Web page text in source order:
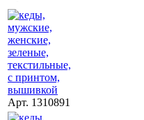
Арт. 1310891